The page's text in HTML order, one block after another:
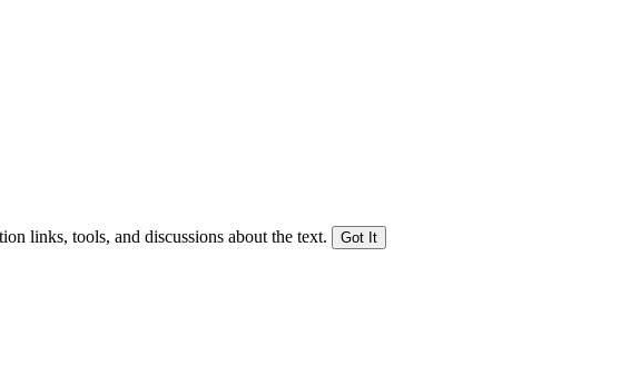
links, tools, and discussions about the text. Got It